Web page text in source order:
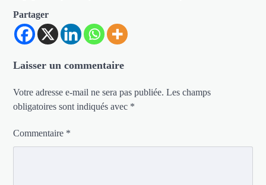
Partager
Laisser un commentaire
Votre adresse e-mail ne sera pas publiée. Les champs
obligatoires sont indiqués avec *
Commentaire *